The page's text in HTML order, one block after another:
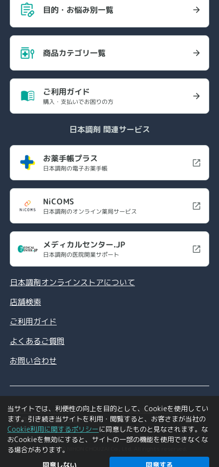
目的・お悩み別一覧
商品カテゴリ一覧
ご利用ガイド
購入・支払いでお困りの方
日本調剤 関連サービス
お薬手帳プラス
日本調剤の電子お薬手帳
NiCOMS
日本調剤のオンライン薬局サービス
メディカルセンター.JP
日本調剤の医院開業サポート
日本調剤オンラインストアについて
店舗検索
ご利用ガイド
よくあるご質問
お問い合わせ
情報セキュリティポリシー
個人情報の取扱いについて
特定商取引法に基づく表記
利用規約
ご利用環境について
会社情報
Copyright © NIHON CHOUZAI Co., Ltd. All rights reserved.
当サイトでは、利便性の向上を目的として、Cookieを使用してい
ます。引き続き当サイトを利用・閲覧すると、お客さまが当社の
Cookie利用に関するポリシーに同意したものと見なされます。な
おCookieを無効にすると、サイトの一部の機能を使用できなくな
る場合があります。
同意しない
同意する